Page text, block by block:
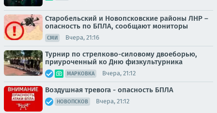
Старобельский и Новопсковские районы ЛНР –
опасность по БПЛА, сообщают мониторы
СМИ Вчера, 21:16
Турнир по стрелково-силовому двоеборью,
приуроченный ко Дню физкультурника
МАРКОВКА Вчера, 21:12
Воздушная тревога - опасность БПЛА
НОВОПСКОВ Вчера, 21:12